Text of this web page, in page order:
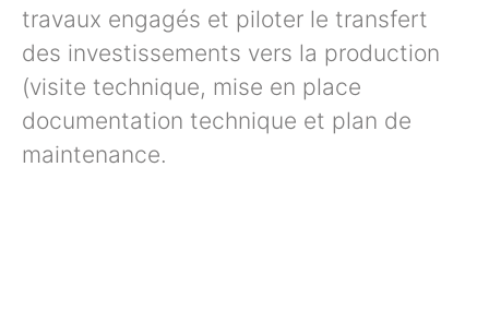
travaux engagés et piloter le transfert
des investissements vers la production
(visite technique, mise en place
documentation technique et plan de
maintenance.